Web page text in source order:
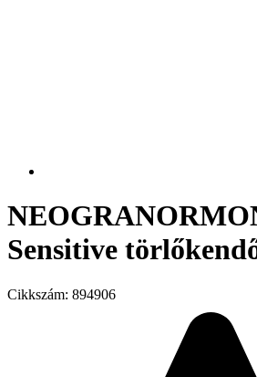
Sensitive
Cikkszám: 894906